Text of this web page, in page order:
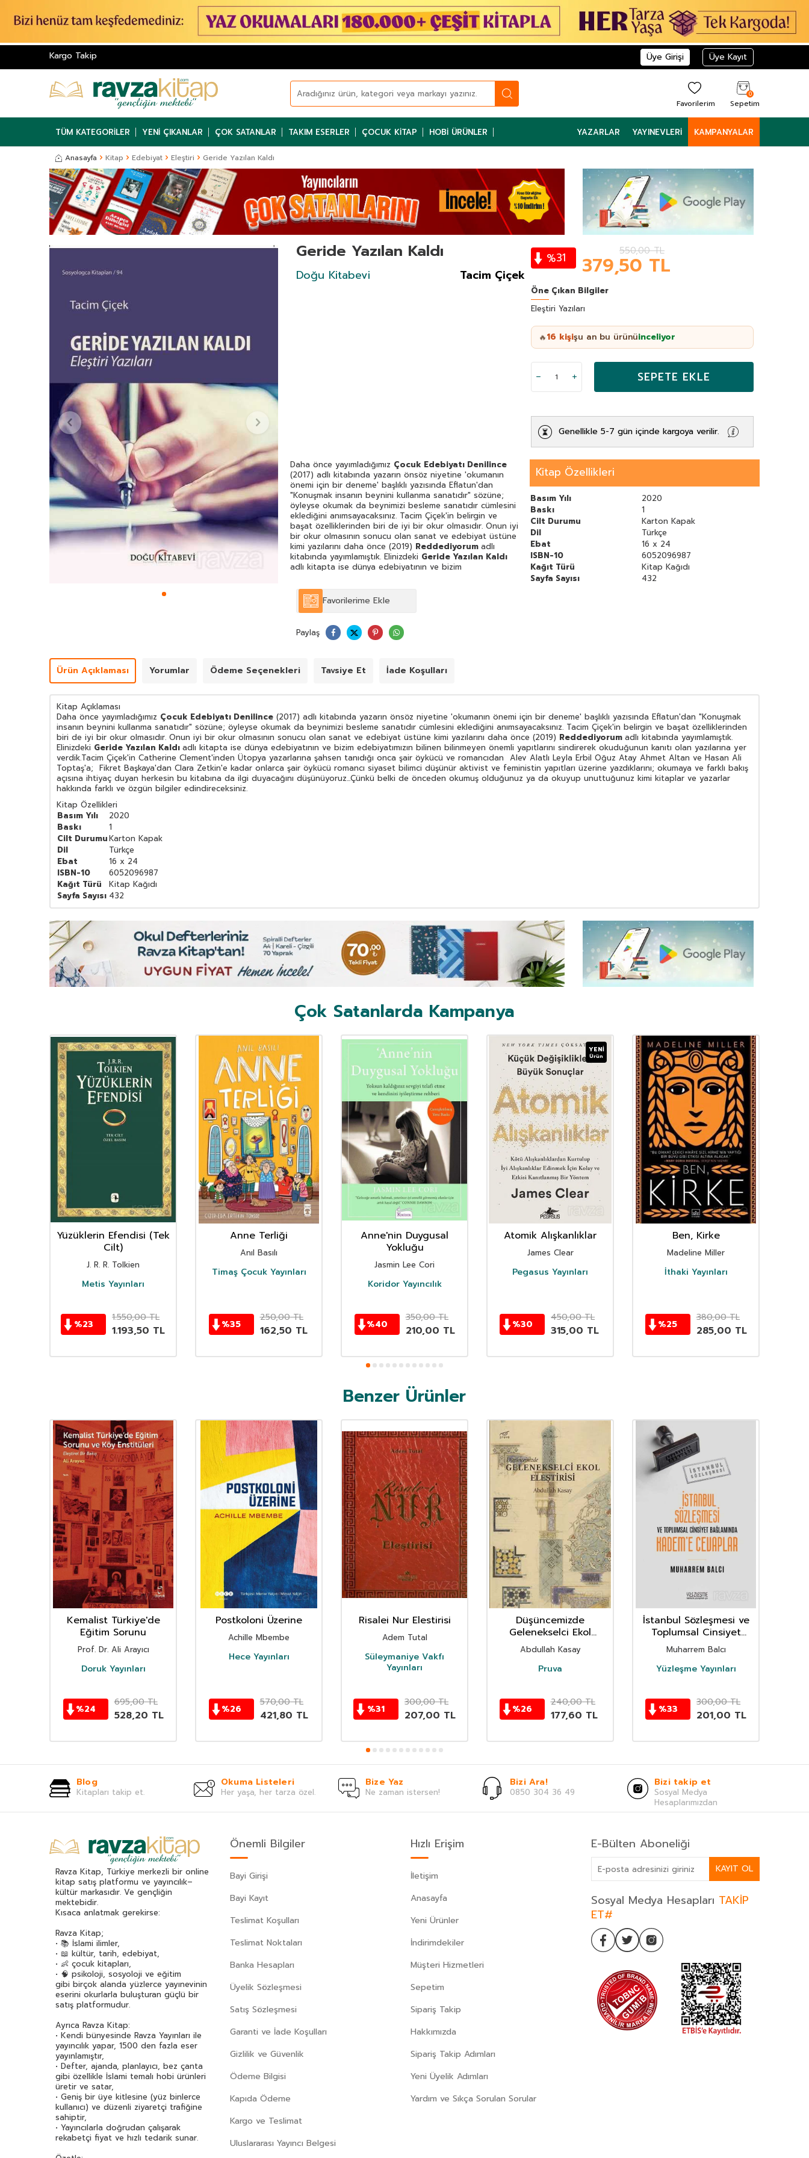
Kargo Takip Üye Girişi Üye Kayıt
Favorilerim
0
Sepetim
TÜM KATEGORILER YENI ÇIKANLAR ÇOK SATANLAR TAKIM ESERLER ÇOCUK KITAP HOBI ÜRÜNLER YAZARLAR YAYINEVLERI KAMPANYALAR
Anasayfa Kitap Edebiyat Eleştiri Geride Yazılan Kaldı
Geride Yazılan Kaldı
Doğu Kitabevi Tacim Çiçek
%31 550,00TL
379,50 TL
Öne Çıkan Bilgiler
Eleştiri Yazıları
🔥16 kişişu an bu ürünüinceliyor
SEPETE EKLE
Genellikle 5-7 gün içinde kargoya verilir.
Daha önce yayımladığımız Çocuk Edebiyatı Denilince
(2017) adlı kitabında yazarın önsöz niyetine 'okumanın
önemi için bir deneme' başlıklı yazısında Eflatun'dan
"Konuşmak insanın beynini kullanma sanatıdır" sözüne;
öyleyse okumak da beynimizi besleme sanatıdır cümlesini
eklediğini anımsayacaksınız. Tacim Çiçek'in belirgin ve
başat özelliklerinden biri de iyi bir okur olmasıdır. Onun iyi
bir okur olmasının sonucu olan sanat ve edebiyat üstüne
kimi yazılarını daha önce (2019) Reddediyorum adlı
kitabında yayımlamıştık. Elinizdeki Geride Yazılan Kaldı
adlı kitapta ise dünya edebiyatının ve bizim
sindirerek okuduğunun kanıtı olan yazılarına yer
verdik.Tacim Çiçek'in Catherine Clement'inden Ütopya
yazarlarına şahsen tanıdığı onca şair öykücü ve
Altan ve Hasan Ali Toptaş'a; Fikret Başkaya'dan Clara
Zetkin'e kadar onlarca şair öykücü romancı siyaset bilimci
herkesin bu kitabına da ilgi duyacağını
Kitap Özellikleri
Basım Yılı
2020
Baskı
1
Cilt Durumu
Karton Kapak
Dil
Türkçe
Ebat
16 x 24
ISBN-10
6052096987
Kağıt Türü
Kitap Kağıdı
Sayfa Sayısı
432
Favorilerime Ekle
Paylaş
Ürün Açıklaması Yorumlar Ödeme Seçenekleri Tavsiye Et İade Koşulları
Kitap Açıklaması
Daha önce yayımladığımız Çocuk Edebiyatı Denilince (2017) adlı kitabında yazarın önsöz niyetine 'okumanın önemi için bir deneme' başlıklı yazısında Eflatun'dan "Konuşmak
insanın beynini kullanma sanatıdır" sözüne; öyleyse okumak da beynimizi besleme sanatıdır cümlesini eklediğini anımsayacaksınız. Tacim Çiçek'in belirgin ve başat özelliklerinden
biri de iyi bir okur olmasıdır. Onun iyi bir okur olmasının sonucu olan sanat ve edebiyat üstüne kimi yazılarını daha önce (2019) Reddediyorum adlı kitabında yayımlamıştık.
Elinizdeki Geride Yazılan Kaldı adlı kitapta ise dünya edebiyatının ve bizim edebiyatımızın bilinen bilinmeyen önemli yapıtlarını sindirerek okuduğunun kanıtı olan yazılarına yer
verdik.Tacim Çiçek'in Catherine Clement'inden Ütopya yazarlarına şahsen tanıdığı onca şair öykücü ve romancıdan Alev Alatlı Leyla Erbil Oğuz Atay Ahmet Altan ve Hasan Ali
Toptaş'a; Fikret Başkaya'dan Clara Zetkin'e kadar onlarca şair öykücü romancı siyaset bilimci düşünür aktivist ve feministin yapıtları üzerine yazdıklarını; okumaya ve farklı bakış
açısına ihtiyaç duyan herkesin bu kitabına da ilgi duyacağını düşünüyoruz...Çünkü belki de önceden okumuş olduğunuz ya da okuyup unuttuğunuz kimi kitaplar ve yazarlar
hakkında farklı ve özgün bilgiler edindireceksiniz.
Kitap Özellikleri
Basım Yılı
2020
Baskı
1
Cilt DurumuKarton Kapak
Dil
Türkçe
Ebat
16 x 24
ISBN-10
6052096987
Kağıt Türü
Kitap Kağıdı
Sayfa Sayısı 432
Çok Satanlarda Kampanya
Yüzüklerin Efendisi (Tek
Cilt)
J. R. R. Tolkien
Metis Yayınları
%23
1.550,00TL
1.193,50 TL
Anne Terliği
Anıl Basılı
Timaş Çocuk Yayınları
%35
250,00TL
162,50 TL
Anne'nin Duygusal
Yokluğu
Jasmin Lee Cori
Koridor Yayıncılık
%40
350,00TL
210,00 TL
YENI
Ürün
Atomik Alışkanlıklar
James Clear
Pegasus Yayınları
%30
450,00TL
315,00 TL
Ben, Kirke
Madeline Miller
İthaki Yayınları
%25
380,00TL
285,00 TL
Benzer Ürünler
Kemalist Türkiye'de
Eğitim Sorunu
Prof. Dr. Ali Arayıcı
Doruk Yayınları
%24
695,00TL
528,20 TL
Postkoloni Üzerine
Achille Mbembe
Hece Yayınları
%26
570,00TL
421,80 TL
Risalei Nur Elestirisi
Adem Tutal
Süleymaniye Vakfı
Yayınları
%31
300,00TL
207,00 TL
Düşüncemizde
Gelenekselci Ekol
Eleştirisi
Abdullah Kasay
Pruva
%26
240,00TL
177,60 TL
İstanbul Sözleşmesi ve
Toplumsal Cinsiyet
Bağlamında Kadem'e
Cevaplar
Muharrem Balcı
Yüzleşme Yayınları
%33
300,00TL
201,00 TL
Blog
Kitapları takip et.
Okuma Listeleri
Her yaşa, her tarza özel.
Bize Yaz
Ne zaman istersen!
Bizi Ara!
0850 304 36 49
Bizi takip et
Sosyal Medya
Hesaplarımızdan
Ravza Kitap, Türkiye merkezli bir online
kitap satış platformu ve yayıncılık–
kültür markasıdır. Ve gençliğin
mektebidir.
Kısaca anlatmak gerekirse:
Ravza Kitap;
• 📚 İslami ilimler,
• 📖 kültür, tarih, edebiyat,
• 👶 çocuk kitapları,
• 🧠 psikoloji, sosyoloji ve eğitim
gibi birçok alanda yüzlerce yayınevinin
eserini okurlarla buluşturan güçlü bir
satış platformudur.
Ayrıca Ravza Kitap:
• Kendi bünyesinde Ravza Yayınları ile
yayıncılık yapar, 1500 den fazla eser
yayınlamıştır,
• Defter, ajanda, planlayıcı, bez çanta
gibi özellikle İslami temalı hobi ürünleri
üretir ve satar,
• Geniş bir üye kitlesine (yüz binlerce
kullanıcı) ve düzenli ziyaretçi trafiğine
sahiptir,
• Yayıncılarla doğrudan çalışarak
rekabetçi fiyat ve hızlı tedarik sunar.
Önemli Bilgiler
Bayi Girişi
Bayi Kayıt
Teslimat Koşulları
Teslimat Noktaları
Banka Hesapları
Üyelik Sözleşmesi
Satış Sözleşmesi
Garanti ve İade Koşulları
Gizlilik ve Güvenlik
Ödeme Bilgisi
Kapıda Ödeme
Kargo ve Teslimat
Uluslararası Yayıncı Belgesi
Hızlı Erişim
İletişim
Anasayfa
Yeni Ürünler
İndirimdekiler
Müşteri Hizmetleri
Sepetim
Sipariş Takip
Hakkımızda
Sipariş Takip Adımları
Yeni Üyelik Adımları
Yardım ve Sıkça Sorulan Sorular
E-Bülten Aboneliği
KAYIT OL
Sosyal Medya Hesapları TAKİP
ET#